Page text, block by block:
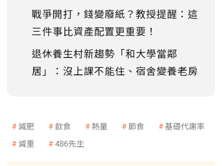
戰爭開打，錢變廢紙？教授提醒：這
三件事比資產配置更重要！
退休養生村新趨勢「和大學當鄰
居」：沒上課不能住、宿舍變養老房
減肥 飲食 熱量 節食
基礎代謝率
減重
486先生